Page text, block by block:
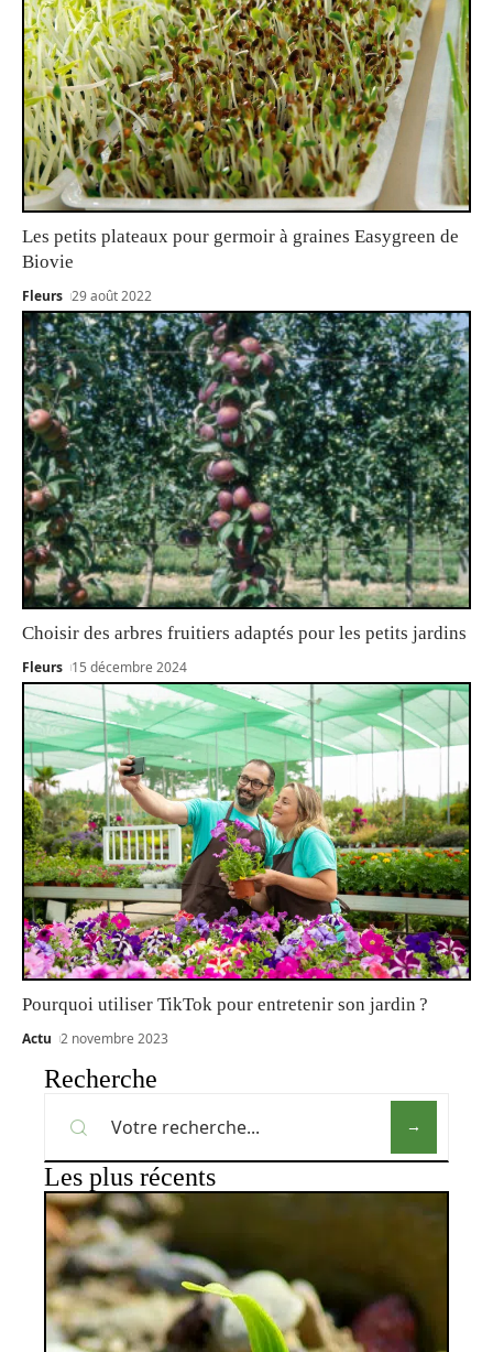
Les petits plateaux pour germoir à graines Easygreen de
Biovie
Fleurs 29 août 2022
Choisir des arbres fruitiers adaptés pour les petits jardins
Fleurs 15 décembre 2024
Pourquoi utiliser TikTok pour entretenir son jardin ?
Actu 2 novembre 2023
Recherche
Les plus récents